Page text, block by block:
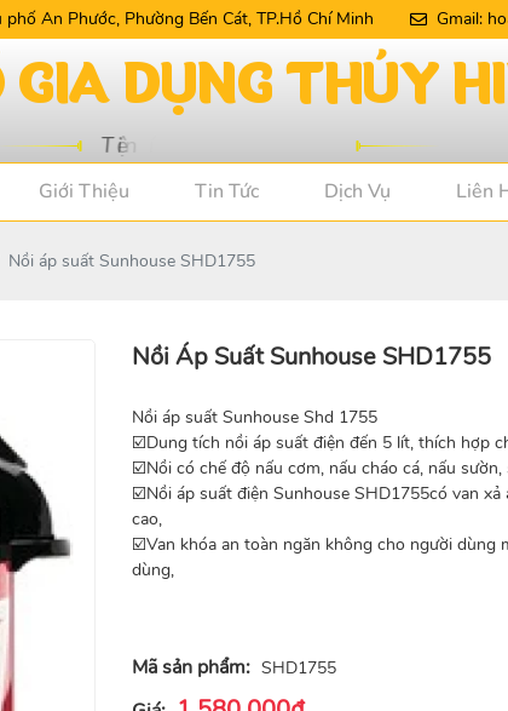
An Phước, Phường Bến Cát, TP.Hồ Chí Minh Gmail:
Giới Thiệu Tin Tức Dịch Vụ Liên
Nồi áp suất Sunhouse SHD1755
Nồi Áp Suất Sunhouse SHD1755
Nồi áp suất Sunhouse Shd 1755
☑️Dung tích nồi áp suất điện đến 5 lít, thích hợp
☑️Nồi có chế độ nấu cơm, nấu cháo cá, nấu
☑️Nồi áp suất điện Sunhouse SHD1755có van
cao,
☑️Van khóa an toàn ngăn không cho người dùng
dùng,
Mã sản phẩm: SHD1755